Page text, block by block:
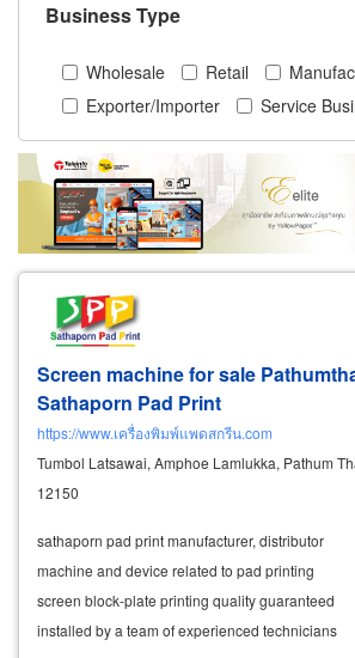
Business Type
Wholesale Retail
Exporter/Importer
Service
Screen machine for sale
Sathaporn Pad Print
https://www.เครื่องพิมพ์แพดสกรีน.com
Tumbol Latsawai, Amphoe Lamlukka, Pathum
12150
sathaporn pad print manufacturer, distributor
machine and device related to pad printing
screen block-plate printing quality guaranteed
installed by a team of experienced technicians